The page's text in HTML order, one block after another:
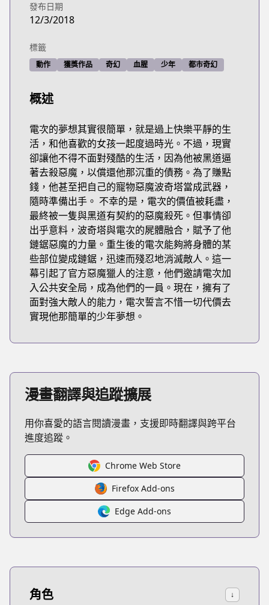
發布日期
12/3/2018
標籤
動作 獲獎作品 奇幻 血腥 少年 都市奇幻
概述
電次的夢想其實很簡單，就是過上快樂平靜的生
活，和他喜歡的女孩一起度過時光。不過，現實
卻讓他不得不面對殘酷的生活，因為他被黑道逼
著去殺惡魔，以償還他那沉重的債務。為了賺點
錢，他甚至把自己的寵物惡魔波奇塔當成武器，
隨時準備出手。 不幸的是，電次的價值被耗盡，
最終被一隻與黑道有契約的惡魔殺死。但事情卻
出乎意料，波奇塔與電次的屍體融合，賦予了他
鏈鋸惡魔的力量。重生後的電次能夠將身體的某
些部位變成鏈鋸，迅速而殘忍地消滅敵人。這一
幕引起了官方惡魔獵人的注意，他們邀請電次加
入公共安全局，成為他們的一員。現在，擁有了
面對強大敵人的能力，電次誓言不惜一切代價去
實現他那簡單的少年夢想。
漫畫翻譯與追蹤擴展
用你喜愛的語言閱讀漫畫，支援即時翻譯與跨平台
進度追蹤。
Chrome Web Store
Firefox Add-ons
Edge Add-ons
角色 ↓